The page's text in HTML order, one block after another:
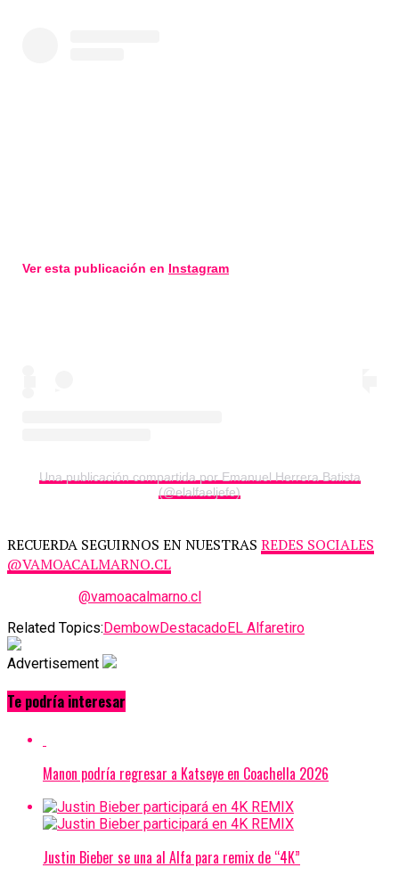
Ver esta publicación en Instagram
Una publicación compartida por Emanuel Herrera Batista
(@elalfaeljefe)
RECUERDA SEGUIRNOS EN NUESTRAS REDES SOCIALES
@VAMOACALMARNO.CL
@vamoacalmarno.cl
Related Topics: DembowDestacadoEL Alfaretiro
Advertisement
Te podría interesar
Manon podría regresar a Katseye en Coachella 2026
Justin Bieber se una al Alfa para remix de “4K”